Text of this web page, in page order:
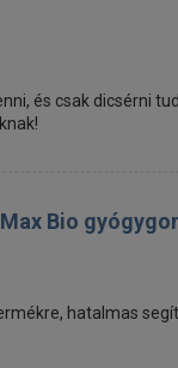
és csak dicsérni
Bio
hatalmas